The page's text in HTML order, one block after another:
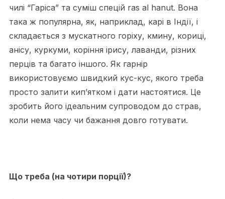
чилі “Гаріса” та суміш спецій ras al hanut. Вона
така ж популярна, як, наприклад, карі в Індії, і
складається з мускатного горіху, кмину, кориці,
анісу, куркуми, коріння ірису, лаванди, різних
перців та багато іншого. Як гарнір
використовуємо швидкий кус-кус, якого треба
просто залити кип’ятком і дати настоятися. Це
зробить його ідеальним супроводом до страв,
коли нема часу чи бажання довго готувати.
Що треба (на чотири порції)?